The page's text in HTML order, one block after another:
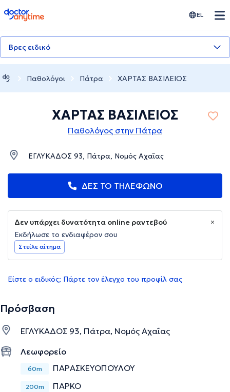
doctoranytime EL
Βρες ειδικό
Παθολόγοι Πάτρα ΧΑΡΤΑΣ ΒΑΣΙΛΕΙΟΣ
ΧΑΡΤΑΣ ΒΑΣΙΛΕΙΟΣ
Παθολόγος στην Πάτρα
ΕΓΛΥΚΑΔΟΣ 93, Πάτρα, Νομός Αχαΐας
ΔΕΣ ΤΟ ΤΗΛΕΦΩΝΟ
Δεν υπάρχει δυνατότητα online ραντεβού
Εκδήλωσε το ενδιαφέρον σου
Στείλε αίτημα
Είστε ο ειδικός; Πάρτε τον έλεγχο του προφίλ σας
Πρόσβαση
ΕΓΛΥΚΑΔΟΣ 93, Πάτρα, Νομός Αχαΐας
Λεωφορείο
60m ΠΑΡΑΣΚΕΥΟΠΟΥΛΟΥ
200m ΠΑΡΚΟ